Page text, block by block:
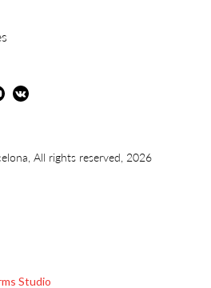
All rights reserved, 2026
Studio